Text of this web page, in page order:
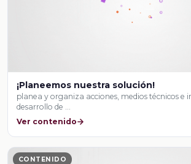
¡Planeemos nuestra solución!
planea y organiza acciones, medios técnicos e
desarrollo de …
Ver contenido
CONTENIDO